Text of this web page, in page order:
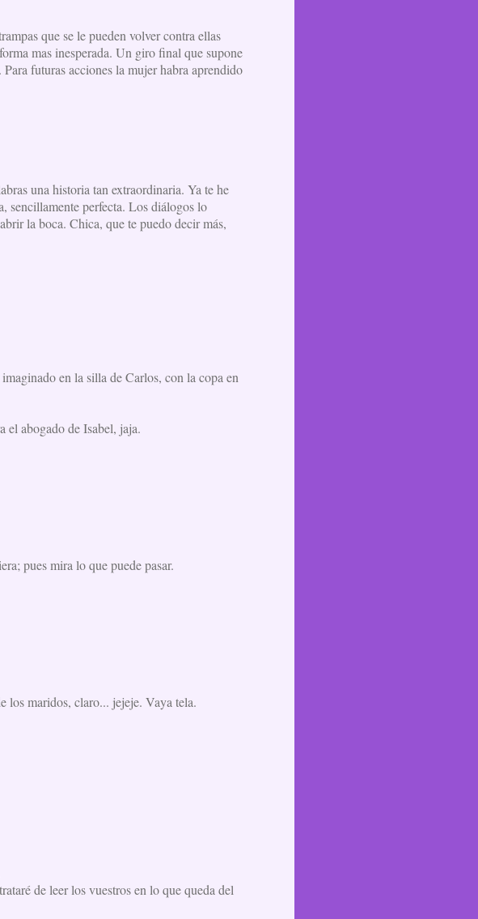
que se le pueden volver contra ellas
mas inesperada. Un giro final que supone
futuras acciones la mujer habra aprendido
una historia tan extraordinaria. Ya te he
sencillamente perfecta. Los diálogos lo
la boca. Chica, que te puedo decir más,
en la silla de Carlos, con la copa en
el abogado de Isabel, jaja.
pues mira lo que puede pasar.
los maridos, claro... jejeje. Vaya tela.
de leer los vuestros en lo que queda del